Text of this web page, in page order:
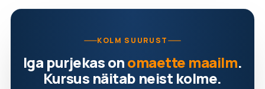
KOLM SUURUST
Iga purjekas onomaette maailm.
Kursus näitab neist kolme.